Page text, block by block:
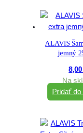
ALAVIS
jemný
Na
Pridať